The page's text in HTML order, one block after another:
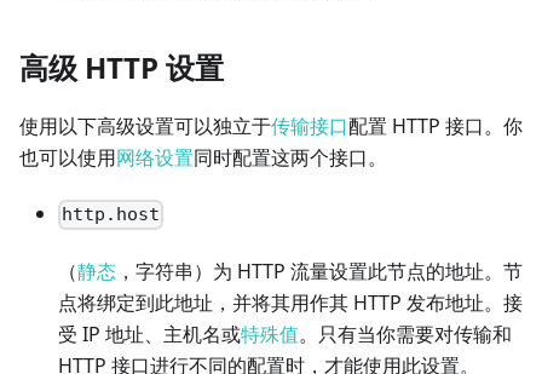
高级 HTTP 设置
使用以下高级设置可以独立于传输接口配置 HTTP 接口。你
也可以使用网络设置同时配置这两个接口。
http.host
（静态 ，字符串）为 HTTP 流量设置此节点的地址。节
点将绑定到此地址，并将其用作其 HTTP 发布地址。接
受 IP 地址、主机名或特殊值。只有当你需要对传输和
HTTP 接口进行不同的配置时，才能使用此设置。